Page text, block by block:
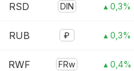
RSD DIN ▴ 0,3%
RUB ₽ ▴ 0,3%
RWF FRw ▴ 0,4%